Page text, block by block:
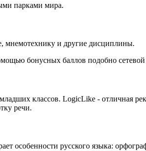
парками мира.
мнемотехнику и другие дисциплины.
бонусных баллов подобно сетевой
классов. LogicLike - отличная
речи.
особенности русского языка: